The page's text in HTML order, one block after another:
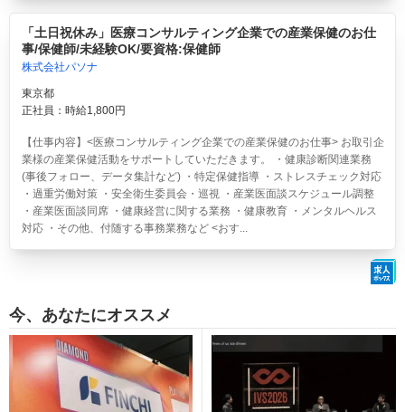
「土日祝休み」医療コンサルティング企業での産業保健のお仕
事/保健師/未経験OK/要資格:保健師
株式会社パソナ
東京都
正社員：時給1,800円
【仕事内容】<医療コンサルティング企業での産業保健のお仕事> お取引企
業様の産業保健活動をサポートしていただきます。 ・健康診断関連業務
(事後フォロー、データ集計など) ・特定保健指導 ・ストレスチェック対応
・過重労働対策 ・安全衛生委員会・巡視 ・産業医面談スケジュール調整
・産業医面談同席 ・健康経営に関する業務 ・健康教育 ・メンタルヘルス
対応 ・その他、付随する事務業務など <おす...
今、あなたにオススメ